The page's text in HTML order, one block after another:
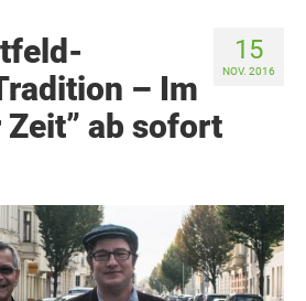
15
NOV. 2016
– Im
Zeit” ab sofort